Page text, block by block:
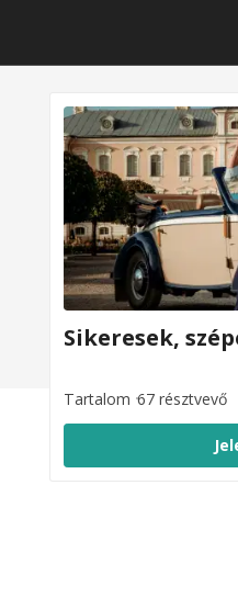
Sikeresek,
Tartalom 67 résztvevő